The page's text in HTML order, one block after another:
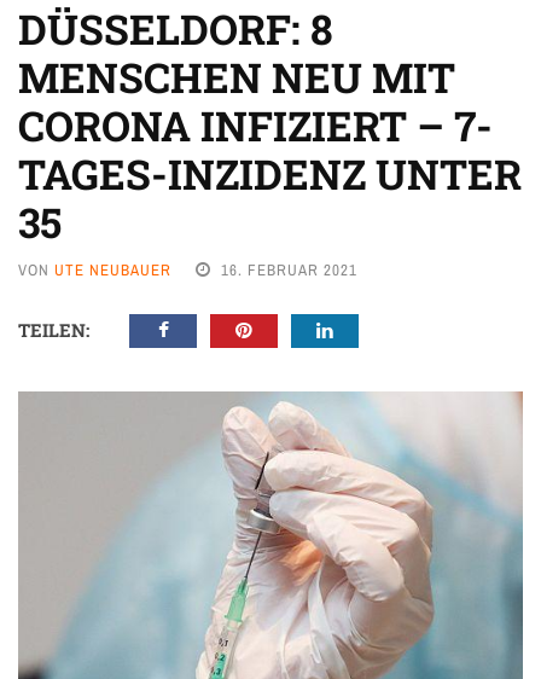
DÜSSELDORF: 8
MENSCHEN NEU MIT
CORONA INFIZIERT – 7-
TAGES-INZIDENZ UNTER
35
VON UTE NEUBAUER 16. FEBRUAR 2021
TEILEN: